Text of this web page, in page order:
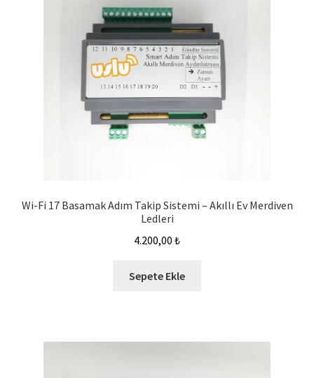
Wi-Fi 17 Basamak Adım Takip Sistemi – Akıllı Ev Merdiven
Ledleri
4.200,00 ₺
Sepete Ekle